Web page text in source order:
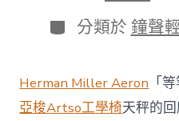
分
類
分類於 鐘聲
Herman Miller Aeron 「
亞梭Artso工學椅天秤的